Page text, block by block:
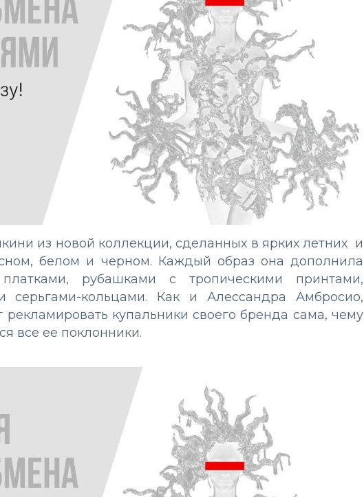
из новой коллекции, сделанных в ярких летних и
белом и черном. Каждый образ она дополнила
рубашками с тропическими принтами,
серьгами-кольцами. Как и Алессандра Амбросио,
купальники своего бренда сама, чему
все ее поклонники.